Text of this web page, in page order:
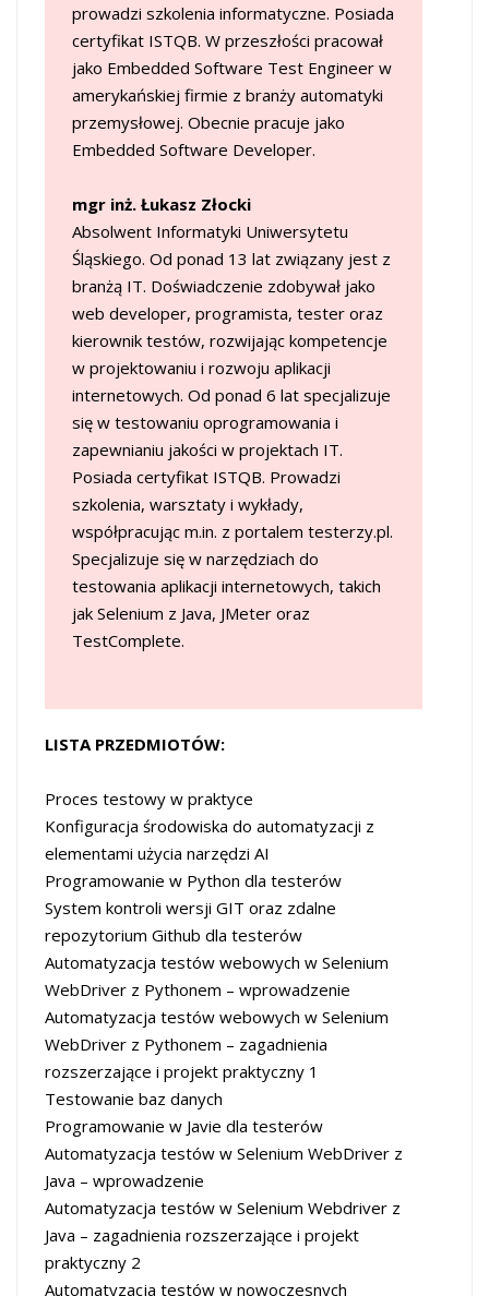
prowadzi szkolenia informatyczne. Posiada
certyfikat ISTQB. W przeszłości pracował
jako Embedded Software Test Engineer w
amerykańskiej firmie z branży automatyki
przemysłowej. Obecnie pracuje jako
Embedded Software Developer.
mgr inż. Łukasz Złocki
Absolwent Informatyki Uniwersytetu
Śląskiego. Od ponad 13 lat związany jest z
branżą IT. Doświadczenie zdobywał jako
web developer, programista, tester oraz
kierownik testów, rozwijając kompetencje
w projektowaniu i rozwoju aplikacji
internetowych. Od ponad 6 lat specjalizuje
się w testowaniu oprogramowania i
zapewnianiu jakości w projektach IT.
Posiada certyfikat ISTQB. Prowadzi
szkolenia, warsztaty i wykłady,
współpracując m.in. z portalem testerzy.pl.
Specjalizuje się w narzędziach do
testowania aplikacji internetowych, takich
jak Selenium z Java, JMeter oraz
TestComplete.
LISTA PRZEDMIOTÓW:
Proces testowy w praktyce
Konfiguracja środowiska do automatyzacji z
elementami użycia narzędzi AI
Programowanie w Python dla testerów
System kontroli wersji GIT oraz zdalne
repozytorium Github dla testerów
Automatyzacja testów webowych w Selenium
WebDriver z Pythonem – wprowadzenie
Automatyzacja testów webowych w Selenium
WebDriver z Pythonem – zagadnienia
rozszerzające i projekt praktyczny 1
Testowanie baz danych
Programowanie w Javie dla testerów
Automatyzacja testów w Selenium WebDriver z
Java – wprowadzenie
Automatyzacja testów w Selenium Webdriver z
Java – zagadnienia rozszerzające i projekt
praktyczny 2
Automatyzacja testów w nowoczesnych